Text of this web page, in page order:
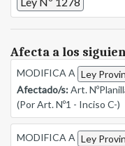
Afecta a los
MODIFICA A Ley
Afectado/s:Art.
(Por Art. Nº1 - Inciso C-)
MODIFICA A Ley